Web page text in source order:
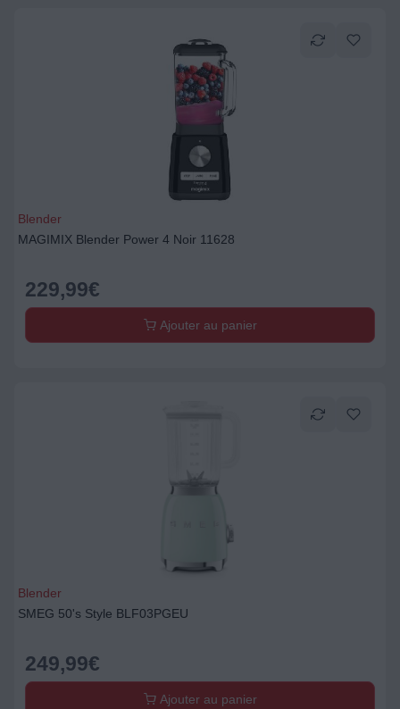
Blender
MAGIMIX Blender Power 4 Noir 11628
229,99€
Ajouter au panier
Blender
SMEG 50's Style BLF03PGEU
249,99€
Ajouter au panier